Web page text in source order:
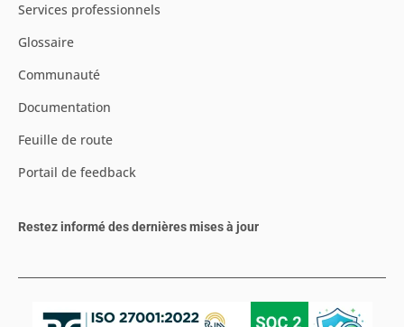
Services professionnels
Glossaire
Communauté
Documentation
Feuille de route
Portail de feedback
Restez informé des dernières mises à jour